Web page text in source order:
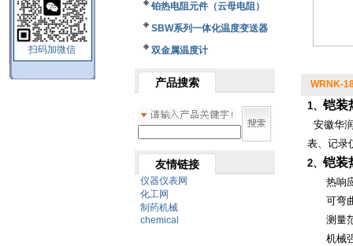
扫码加微信
铂热电阻元件（云母电阻）
SBW系列一体化温度变送器
双金属温度计
产品搜索
友情链接
仪器仪表网
化工网
制药机械
chemical
WRNK-
1、 铠装
安徽华
表、记录
2、 铠装
热响应
可弯曲
测量范
机械强